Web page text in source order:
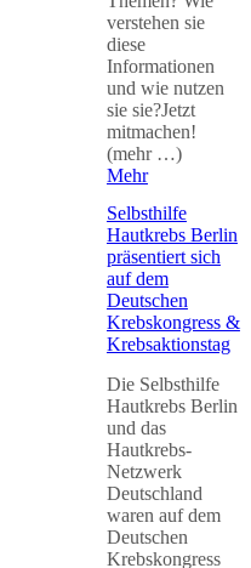
verstehen sie
diese
Informationen
und wie nutzen
sie sie?Jetzt
mitmachen!
(mehr …)
Mehr
Selbsthilfe
Hautkrebs Berlin
präsentiert sich
auf dem
Deutschen
Krebskongress &
Krebsaktionstag
Die Selbsthilfe
Hautkrebs Berlin
und das
Hautkrebs-
Netzwerk
Deutschland
waren auf dem
Deutschen
Krebskongress